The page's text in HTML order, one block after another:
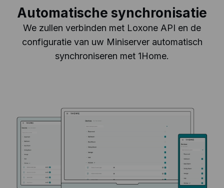
Automatische synchronisatie
We zullen verbinden met Loxone API en de
configuratie van uw Miniserver automatisch
synchroniseren met 1Home.